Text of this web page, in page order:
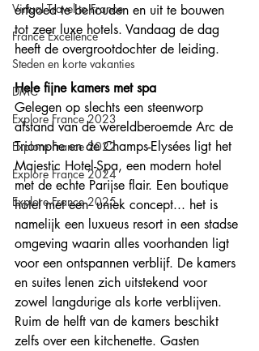
Virtual Travel to France
France Excellence
Steden en korte vakanties
DMC
Explore France 2023
Explore France 2022
Explore France 2024
Explore France 2025
erfgoed te behouden en uit te bouwen
tot zeer luxe hotels. Vandaag de dag
heeft de overgrootdochter de leiding.
Hele fijne kamers met spa
Gelegen op slechts een steenworp
afstand van de wereldberoemde Arc de
Triomphe en de Champs-Elysées ligt het
Majestic Hotel-Spa, een modern hotel
met de echte Parijse flair. Een boutique
hotel met een  uniek concept... het is
namelijk een luxueus resort in een stadse
omgeving waarin alles voorhanden ligt
voor een ontspannen verblijf. De kamers
en suites lenen zich uitstekend voor
zowel langdurige als korte verblijven.
Ruim de helft van de kamers beschikt
zelfs over een kitchenette. Gasten